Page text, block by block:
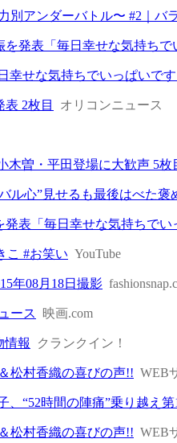
別アンダーバトル〜 #2｜バ
発表「毎日幸せな気持ちで
幸せな気持ちでいっぱいです
2枚目 オリコンニュース
木曽・平田登場に大歓声 5枚
ル心”見せるも最後はべた褒
表「毎日幸せな気持ちでい
こ #お笑い YouTube
年08月18日撮影
ース 映画.com
情報 クランクイン！
松村香織の喜びの声!! WEB
“52時間の陣痛”乗り越え
松村香織の喜びの声!! WEB